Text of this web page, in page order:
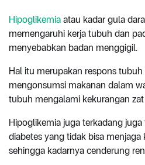
Hipoglikemia atau kadar gula
memengaruhi kerja tubuh dan
menyebabkan badan menggigil.
Hal itu merupakan respons
mengonsumsi makanan dalam
tubuh mengalami kekurangan
Hipoglikemia juga terkadang
diabetes yang tidak bisa menjaga
sehingga kadarnya cenderung